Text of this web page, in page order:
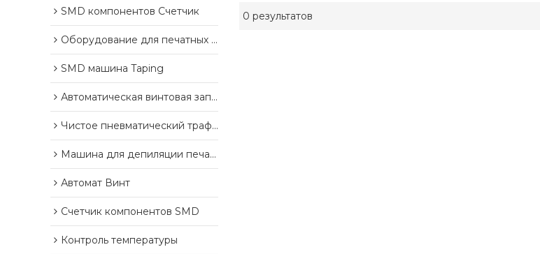
SMD компонентов Счетчик
Оборудование для печатных плат
SMD машина Taping
Автоматическая винтовая запорная машина
Чистое пневматический трафарета
Машина для депиляции печатных плат
Автомат Винт
Счетчик компонентов SMD
Контроль температуры
0 результатов